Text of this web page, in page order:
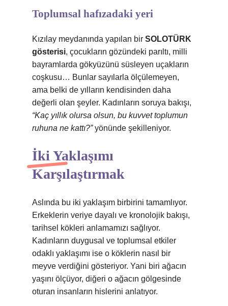
Toplumsal hafızadaki yeri
Kızılay meydanında yapılan bir SOLOTÜRK
gösterisi, çocukların gözündeki parıltı, milli
bayramlarda gökyüzünü süsleyen uçakların
coşkusu… Bunlar sayılarla ölçülemeyen,
ama belki de yılların kendisinden daha
değerli olan şeyler. Kadınların soruya bakışı,
“Kaç yıllık olursa olsun, bu kuvvet toplumun
ruhuna ne kattı?”yönünde şekilleniyor.
İki Yaklaşımı
Karşılaştırmak
Aslında bu iki yaklaşım birbirini tamamlıyor.
Erkeklerin veriye dayalı ve kronolojik bakışı,
tarihsel kökleri anlamamızı sağlıyor.
Kadınların duygusal ve toplumsal etkiler
odaklı yaklaşımı ise o köklerin nasıl bir
meyve verdiğini gösteriyor. Yani biri ağacın
yaşını ölçüyor, diğeri o ağacın gölgesinde
oturan insanların hislerini anlatıyor.